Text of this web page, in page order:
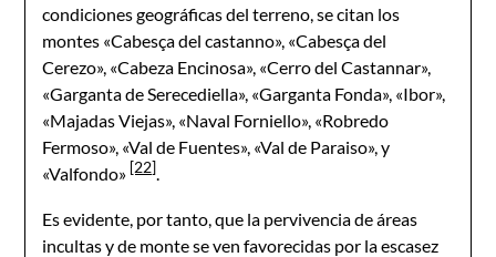
condiciones geográficas del terreno, se citan los
montes «Cabesça del castanno», «Cabesça del
Cerezo», «Cabeza Encinosa», «Cerro del Castannar»,
«Garganta de Serecediella», «Garganta Fonda», «Ibor»,
«Majadas Viejas», «Naval Forniello», «Robredo
Fermoso», «Val de Fuentes», «Val de Paraiso», y
«Valfondo» [22].
Es evidente, por tanto, que la pervivencia de áreas
incultas y de monte se ven favorecidas por la escasez